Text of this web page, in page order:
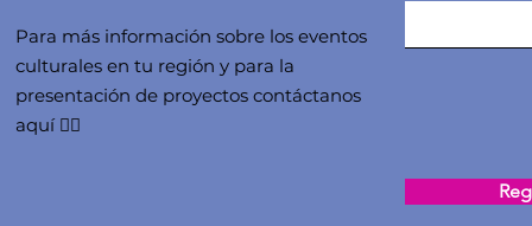
Para más información sobre los eventos
culturales en tu región y para la
presentación de proyectos contáctanos
aquí 👇🏻